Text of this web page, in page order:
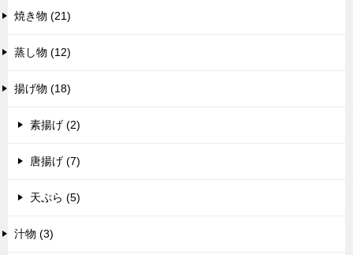
焼き物 (21)
蒸し物 (12)
揚げ物 (18)
素揚げ (2)
唐揚げ (7)
天ぷら (5)
汁物 (3)